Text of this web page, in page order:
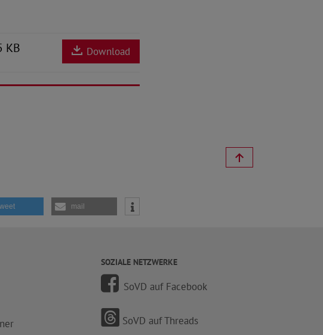
KB Download
mail
SOZIALE NETZWERKE
SoVD auf Facebook
SoVD auf Threads